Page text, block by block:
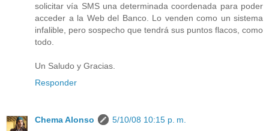
solicitar vía SMS una determinada coordenada para poder
acceder a la Web del Banco. Lo venden como un sistema
infalible, pero sospecho que tendrá sus puntos flacos, como
todo.
Un Saludo y Gracias.
Responder
Chema Alonso
5/10/08 10:15 p. m.